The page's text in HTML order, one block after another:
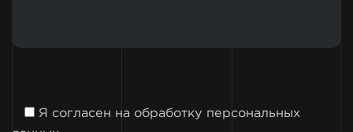
Я согласен на обработку персональных